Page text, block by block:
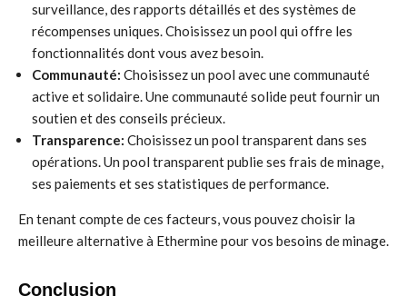
surveillance, des rapports détaillés et des systèmes de
récompenses uniques. Choisissez un pool qui offre les
fonctionnalités dont vous avez besoin.
Communauté: Choisissez un pool avec une communauté
active et solidaire. Une communauté solide peut fournir un
soutien et des conseils précieux.
Transparence: Choisissez un pool transparent dans ses
opérations. Un pool transparent publie ses frais de minage,
ses paiements et ses statistiques de performance.
En tenant compte de ces facteurs, vous pouvez choisir la
meilleure alternative à Ethermine pour vos besoins de minage.
Conclusion